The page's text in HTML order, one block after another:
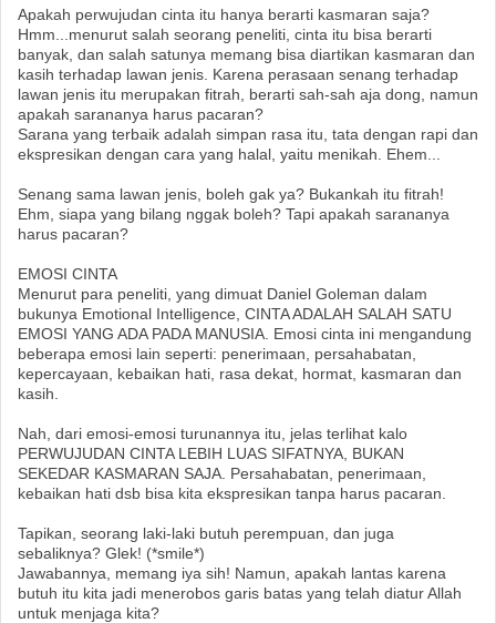
Apakah perwujudan cinta itu hanya berarti kasmaran saja?
Hmm...menurut salah seorang peneliti, cinta itu bisa berarti
banyak, dan salah satunya memang bisa diartikan kasmaran dan
kasih terhadap lawan jenis. Karena perasaan senang terhadap
lawan jenis itu merupakan fitrah, berarti sah-sah aja dong, namun
apakah sarananya harus pacaran?
Sarana yang terbaik adalah simpan rasa itu, tata dengan rapi dan
ekspresikan dengan cara yang halal, yaitu menikah. Ehem...
Senang sama lawan jenis, boleh gak ya? Bukankah itu fitrah!
Ehm, siapa yang bilang nggak boleh? Tapi apakah sarananya
harus pacaran?
EMOSI CINTA
Menurut para peneliti, yang dimuat Daniel Goleman dalam
bukunya Emotional Intelligence, CINTA ADALAH SALAH SATU
EMOSI YANG ADA PADA MANUSIA. Emosi cinta ini mengandung
beberapa emosi lain seperti: penerimaan, persahabatan,
kepercayaan, kebaikan hati, rasa dekat, hormat, kasmaran dan
kasih.
Nah, dari emosi-emosi turunannya itu, jelas terlihat kalo
PERWUJUDAN CINTA LEBIH LUAS SIFATNYA, BUKAN
SEKEDAR KASMARAN SAJA. Persahabatan, penerimaan,
kebaikan hati dsb bisa kita ekspresikan tanpa harus pacaran.
Tapikan, seorang laki-laki butuh perempuan, dan juga
sebaliknya? Glek! (*smile*)
Jawabannya, memang iya sih! Namun, apakah lantas karena
butuh itu kita jadi menerobos garis batas yang telah diatur Allah
untuk menjaga kita?